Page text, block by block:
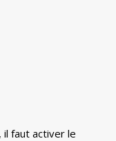
faut activer le